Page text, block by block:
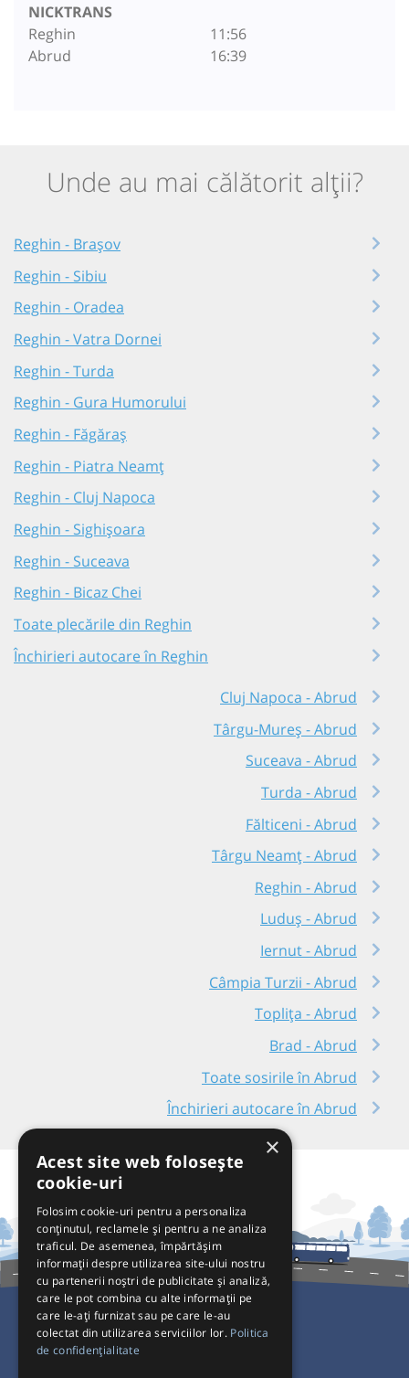
NICKTRANS
Reghin
Abrud
11:56
16:39
Unde au mai călătorit alții?
Reghin - Brașov
Reghin - Sibiu
Reghin - Oradea
Reghin - Vatra Dornei
Reghin - Turda
Reghin - Gura Humorului
Reghin - Făgăraș
Reghin - Piatra Neamț
Reghin - Cluj Napoca
Reghin - Sighișoara
Reghin - Suceava
Reghin - Bicaz Chei
Toate plecările din Reghin
Închirieri autocare în Reghin
Cluj Napoca - Abrud
Târgu-Mureș - Abrud
Suceava - Abrud
Turda - Abrud
Fălticeni - Abrud
Târgu Neamț - Abrud
Reghin - Abrud
Luduș - Abrud
Iernut - Abrud
Câmpia Turzii - Abrud
Toplița - Abrud
Brad - Abrud
Toate sosirile în Abrud
Închirieri autocare în Abrud
Pentru Călători
×
Acest site web folosește
cookie-uri
Folosim cookie-uri pentru a personaliza
conținutul, reclamele și pentru a ne analiza
traficul. De asemenea, împărtășim
informații despre utilizarea site-ului nostru
cu partenerii noștri de publicitate și analiză,
care le pot combina cu alte informații pe
care le-ați furnizat sau pe care le-au
colectat din utilizarea serviciilor lor. Politica
de confidențialitate